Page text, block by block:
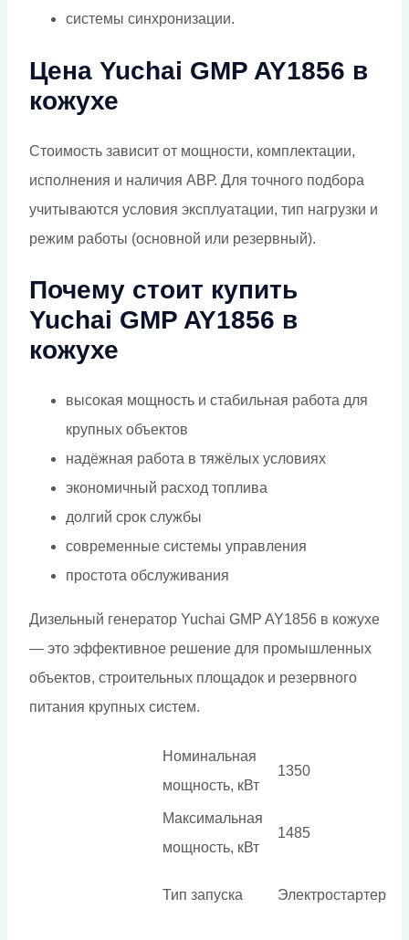
системы синхронизации.
Цена Yuchai GMP AY1856 в
кожухе
Стоимость зависит от мощности, комплектации,
исполнения и наличия АВР. Для точного подбора
учитываются условия эксплуатации, тип нагрузки и
режим работы (основной или резервный).
Почему стоит купить
Yuchai GMP AY1856 в
кожухе
высокая мощность и стабильная работа для
крупных объектов
надёжная работа в тяжёлых условиях
экономичный расход топлива
долгий срок службы
современные системы управления
простота обслуживания
Дизельный генератор Yuchai GMP AY1856 в кожухе
— это эффективное решение для промышленных
объектов, строительных площадок и резервного
питания крупных систем.
Номинальная
мощность, кВт
1350
Максимальная
мощность, кВт
1485
Тип запуска Электростартер